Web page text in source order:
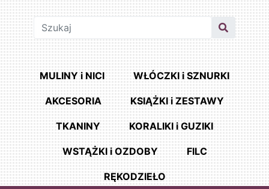
MULINY i NICI WŁÓCZKI i SZNURKI
AKCESORIA KSIĄŻKI i ZESTAWY
TKANINY KORALIKI i GUZIKI
WSTĄŻKI i OZDOBY FILC
RĘKODZIEŁO